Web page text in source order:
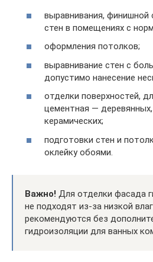
выравнивания, финишной
стен в помещениях с
оформления потолков;
выравнивание стен с
допустимо нанесение
отделки поверхностей,
цементная —
керамических;
подготовки стен и
оклейку обоями.
Важно! Для отделки фасада
не подходят из-за низкой
рекомендуются без
гидроизоляции для ванных